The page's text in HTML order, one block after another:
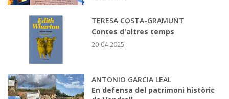
TERESA COSTA-GRAMUNT
Contes d'altres temps
20-04-2025
ANTONIO GARCIA LEAL
En defensa del patrimoni històric